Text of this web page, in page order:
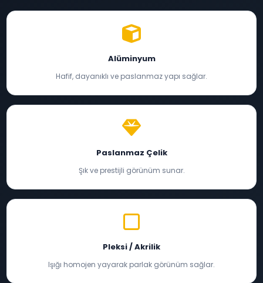
Alüminyum
Hafif, dayanıklı ve paslanmaz yapı sağlar.
Paslanmaz Çelik
Şık ve prestijli görünüm sunar.
Pleksi / Akrilik
Işığı homojen yayarak parlak görünüm sağlar.